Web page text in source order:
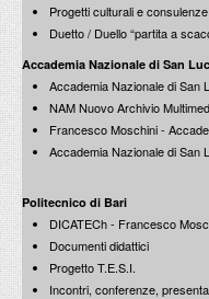
Progetti culturali e
Duetto / Duello “partita a
Accademia Nazionale di San
Accademia Nazionale di San
NAM Nuovo Archivio
Francesco Moschini -
Accademia Nazionale di San
Politecnico di Bari
DICATECh - Francesco
Documenti didattici
Progetto T.E.S.I.
Incontri, conferenze,